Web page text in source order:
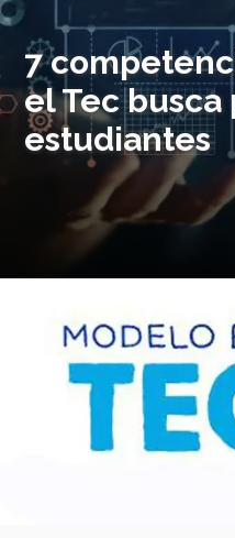
7
el Tec busca
estudiantes